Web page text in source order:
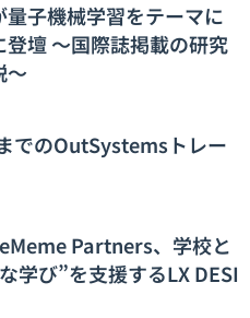
量子機械学習をテーマに
壇 ～国際誌掲載の研究
～
でのOutSystemsトレー
Partners、学校と
学び”を支援するLX DESI